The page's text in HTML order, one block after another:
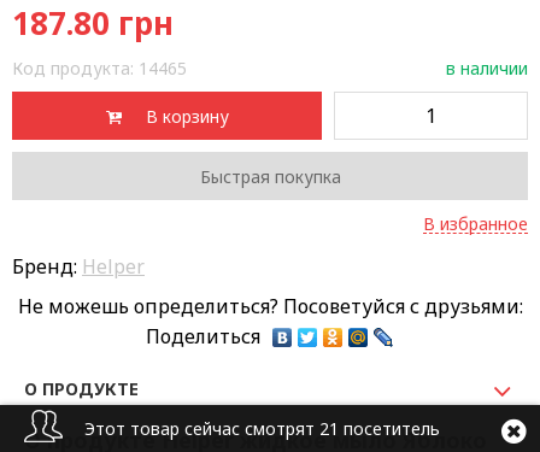
187.80 грн
Код продукта: 14465 в наличии
В корзину
Быстрая покупка
В избранное
Бренд: Helper
Не можешь определиться? Посоветуйся с друзьями:
Поделиться
О ПРОДУКТЕ
О продукте Helper жидкое мыло Яблоко
Этот товар сейчас смотрят 21 посетитель